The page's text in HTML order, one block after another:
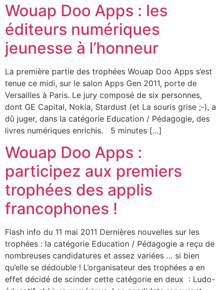
Wouap Doo Apps : les
éditeurs numériques
jeunesse à l’honneur
La première partie des trophées Wouap Doo Apps s’est
tenue ce midi, sur le salon Apps Gen 2011, porte de
Versailles à Paris. Le jury composé de six personnes,
dont GE Capital, Nokia, Stardust (et La souris grise ;-), a
dû juger, dans la catégorie Education / Pédagogie, des
livres numériques enrichis. 5 minutes […]
Wouap Doo Apps :
participez aux premiers
trophées des applis
francophones !
Flash info du 11 mai 2011 Dernières nouvelles sur les
trophées : la catégorie Education / Pédagogie a reçu de
nombreuses candidatures et assez variées … si bien
qu’elle se dédouble ! L’organisateur des trophées a en
effet décidé de scinder cette catégorie en deux : Ludo-